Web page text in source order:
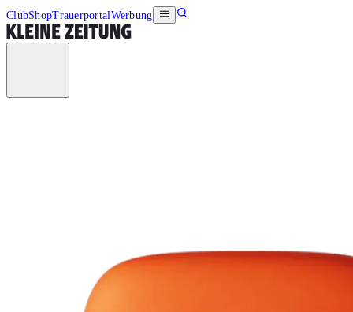
ClubShopTrauerportalWerbung